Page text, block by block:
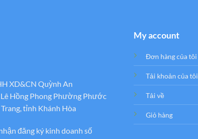
XD&CN Quỳnh An
Hồng Phong Phường Phước
tỉnh Khánh Hòa
đăng ký kinh doanh số
My account
Đơn hàng của tôi
Tải khoản của tôi
Tải về
Giỏ hàng